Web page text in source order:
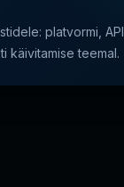
platvormi, API,
käivitamise teemal.